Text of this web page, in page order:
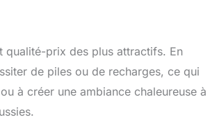
qualité-prix des plus attractifs. En
de piles ou de recharges, ce qui
à créer une ambiance chaleureuse à